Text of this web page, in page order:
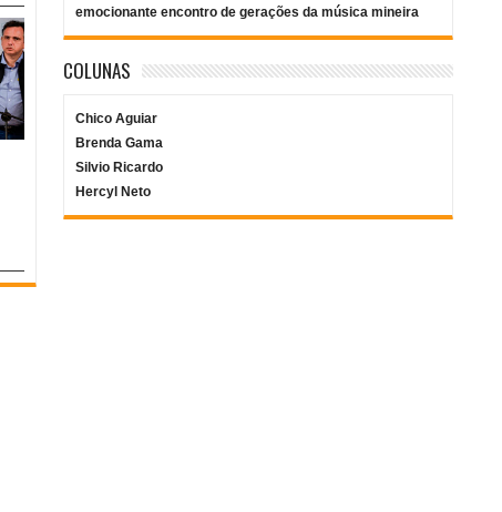
emocionante encontro de gerações da música mineira
COLUNAS
Chico Aguiar
Brenda Gama
Silvio Ricardo
Hercyl Neto